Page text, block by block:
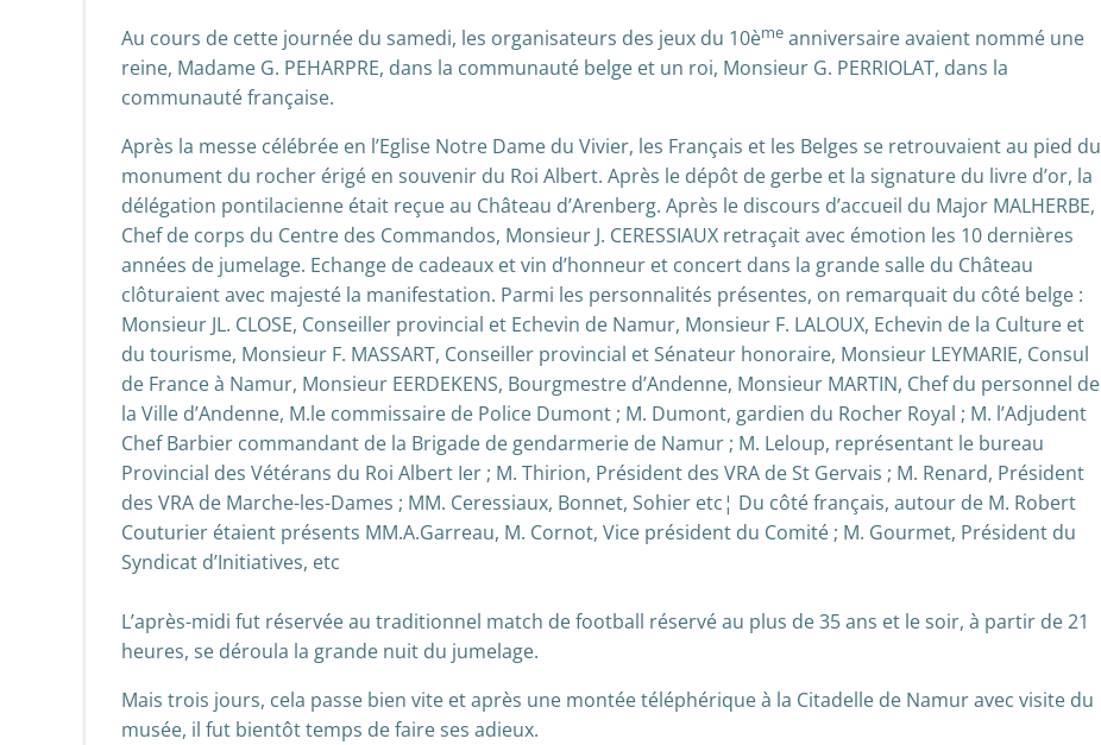
Au cours de cette journée du samedi, les organisateurs des jeux du 10ème anniversaire avaient nommé une
reine, Madame G. PEHARPRE, dans la communauté belge et un roi, Monsieur G. PERRIOLAT, dans la
communauté française.
Après la messe célébrée en l’Eglise Notre Dame du Vivier, les Français et les Belges se retrouvaient au pied du
monument du rocher érigé en souvenir du Roi Albert. Après le dépôt de gerbe et la signature du livre d’or, la
délégation pontilacienne était reçue au Château d’Arenberg. Après le discours d’accueil du Major MALHERBE,
Chef de corps du Centre des Commandos, Monsieur J. CERESSIAUX retraçait avec émotion les 10 dernières
années de jumelage. Echange de cadeaux et vin d’honneur et concert dans la grande salle du Château
clôturaient avec majesté la manifestation. Parmi les personnalités présentes, on remarquait du côté belge :
Monsieur JL. CLOSE, Conseiller provincial et Echevin de Namur, Monsieur F. LALOUX, Echevin de la Culture et
du tourisme, Monsieur F. MASSART, Conseiller provincial et Sénateur honoraire, Monsieur LEYMARIE, Consul
de France à Namur, Monsieur EERDEKENS, Bourgmestre d’Andenne, Monsieur MARTIN, Chef du personnel de
la Ville d’Andenne, M.le commissaire de Police Dumont ; M. Dumont, gardien du Rocher Royal ; M. l’Adjudent
Chef Barbier commandant de la Brigade de gendarmerie de Namur ; M. Leloup, représentant le bureau
Provincial des Vétérans du Roi Albert Ier ; M. Thirion, Président des VRA de St Gervais ; M. Renard, Président
des VRA de Marche-les-Dames ; MM. Ceressiaux, Bonnet, Sohier etc¦ Du côté français, autour de M. Robert
Couturier étaient présents MM.A.Garreau, M. Cornot, Vice président du Comité ; M. Gourmet, Président du
Syndicat d’Initiatives, etc
L’après-midi fut réservée au traditionnel match de football réservé au plus de 35 ans et le soir, à partir de 21
heures, se déroula la grande nuit du jumelage.
Mais trois jours, cela passe bien vite et après une montée téléphérique à la Citadelle de Namur avec visite du
musée, il fut bientôt temps de faire ses adieux.